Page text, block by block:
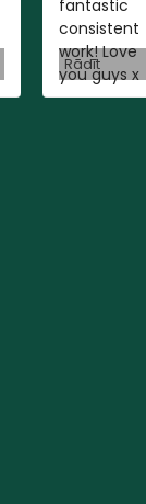
fantastic
consistent
work! Love
you guys x
Rādīt